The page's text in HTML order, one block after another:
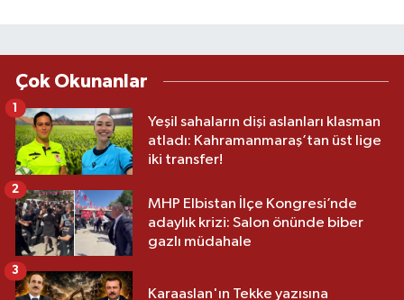
Çok Okunanlar
Yeşil sahaların dişi aslanları klasman
atladı: Kahramanmaraş’tan üst lige
iki transfer!
1
MHP Elbistan İlçe Kongresi’nde
adaylık krizi: Salon önünde biber
gazlı müdahale
2
Karaaslan'ın Tekke yazısına
3